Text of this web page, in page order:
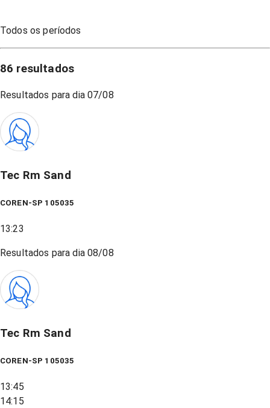
Todos os períodos
86 resultados
Resultados para dia 07/08
Tec Rm Sand
COREN-SP 105035
13:23
Resultados para dia08/08
Tec Rm Sand
COREN-SP 105035
13:45
14:15